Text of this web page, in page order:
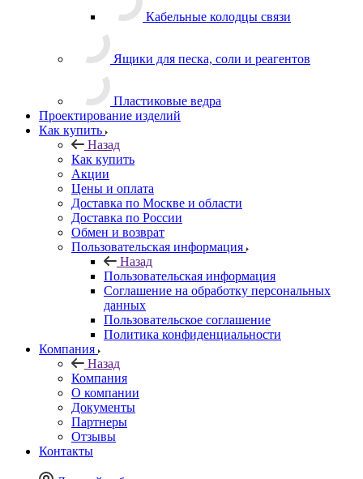
Кабельные колодцы связи
Ящики для песка, соли и реагентов
Пластиковые ведра
Проектирование изделий
Как купить
Назад
Как купить
Акции
Цены и оплата
Доставка по Москве и области
Доставка по России
Обмен и возврат
Пользовательская информация
Назад
Пользовательская информация
Соглашение на обработку персональных
данных
Пользовательское соглашение
Политика конфиденциальности
Компания
Назад
Компания
О компании
Документы
Партнеры
Отзывы
Контакты